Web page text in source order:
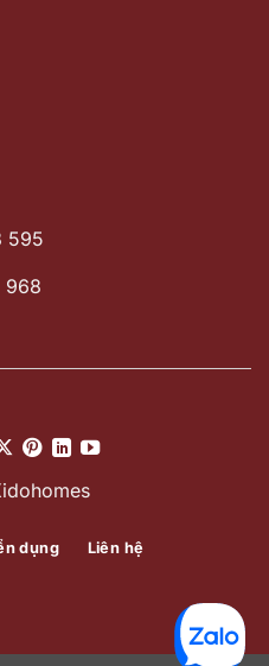
595
968
dụng Liên hệ